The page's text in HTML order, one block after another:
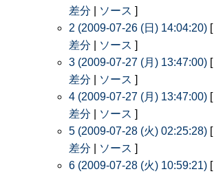
差分
ソース ]
2 (2009-07-26 (日) 14:04:20) [
差分
ソース ]
3 (2009-07-27 (月) 13:47:00) [
差分
ソース ]
4 (2009-07-27 (月) 13:47:00) [
差分
ソース ]
5 (2009-07-28 (火) 02:25:28) [
差分
ソース ]
6 (2009-07-28 (火) 10:59:21) [